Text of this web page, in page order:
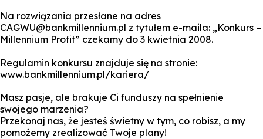
Na rozwiązania przesłane na adres
CAGWU@bankmillennium.pl z tytułem e-maila: „Konkurs –
Millennium Profit” czekamy do 3 kwietnia 2008.
Regulamin konkursu znajduje się na stronie:
www.bankmillennium.pl/kariera/
Masz pasje, ale brakuje Ci funduszy na spełnienie
swojego marzenia?
Przekonaj nas, że jesteś świetny w tym, co robisz, a my
pomożemy zrealizować Twoje plany!